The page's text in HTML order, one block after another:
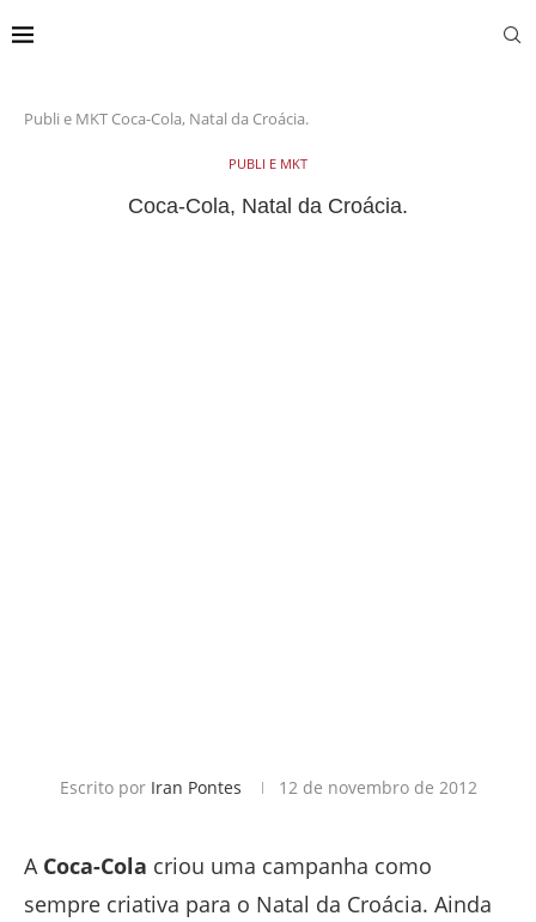
Publi e MKT Coca-Cola, Natal da Croácia.
PUBLI E MKT
Coca-Cola, Natal da Croácia.
Escrito por Iran Pontes 12 de novembro de 2012
ACoca-Cola criou uma campanha como
sempre criativa para o Natal da Croácia. Ainda